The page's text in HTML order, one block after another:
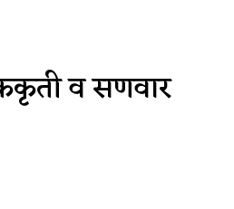
व सणवार